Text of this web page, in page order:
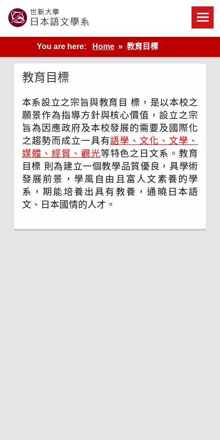
content
世新大學教學單位的網站
You are here:
Home 教育目標
教育目標
本系設立之宗旨與教育目 標，是以本校之
願景作為指導方針與核心價值，設立之宗
旨為因應政府及本校發展的需要及國際化
之趨勢而成立一具有語學、文化、文學、
媒體、 經貿、 觀光等特色之日文系。教育
目標 則為建立一個教學品質優良，具學術
發展前景，學風自由且富人文素養的學
系，期能培養出具有教養，通曉日本語
文、日本國情的人才。